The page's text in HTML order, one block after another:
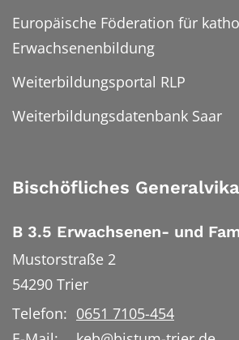
Europäische Föderation für
Erwachsenenbildung
Weiterbildungsportal RLP
Weiterbildungsdatenbank Saar
Bischöfliches
B 3.5 Erwachsenen- und
Mustorstraße 2
54290 Trier
Telefon: 0651 7105-454